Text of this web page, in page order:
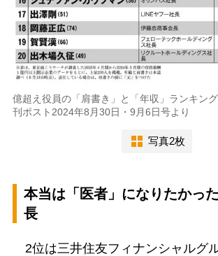
億超え役員の「肩書き」と「年収」ランキン
刊ポスト2024年8月30日・9月6日号より
写真2枚
本当は「医者」になりたかっ
長
2位は三井住友フィナンシャルグ